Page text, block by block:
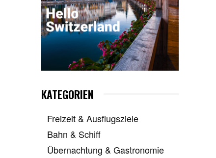
KATEGORIEN
Freizeit & Ausflugsziele
Bahn & Schiff
Übernachtung & Gastronomie